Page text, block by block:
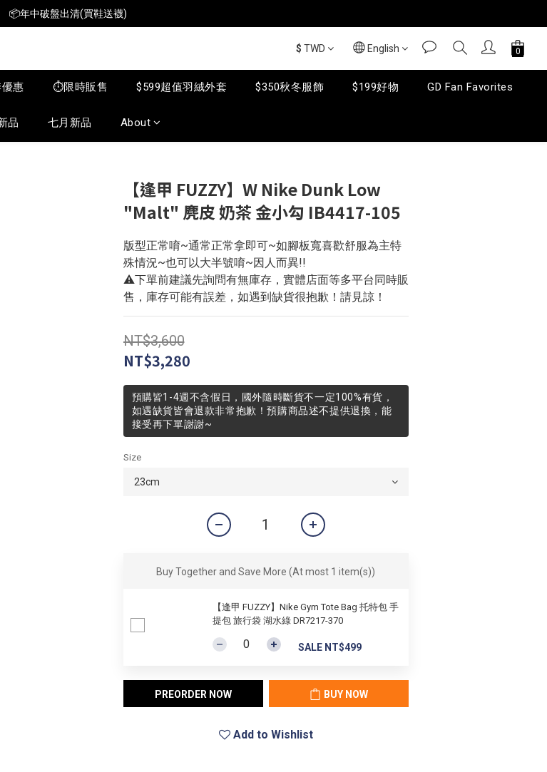
📦年中破盤出清(買鞋送襪)
短T火熱特賣👕多件再折扣！
$ TWD English
惠 ⏱️限時販售 $599超值羽絨外套 $350秋冬服飾 $199好物 GD Fan Favorites
品 七月新品 About
【逢甲 FUZZY】W Nike Dunk Low
"Malt" 麂皮 奶茶 金小勾 IB4417-105
版型正常唷~通常正常拿即可~如腳板寬喜歡舒服為主特
殊情況~也可以大半號唷~因人而異!!
⚠️下單前建議先詢問有無庫存，實體店面等多平台同時販
售，庫存可能有誤差，如遇到缺貨很抱歉！請見諒！
NT$3,600
NT$3,280
預購皆1-4週不含假日，國外隨時斷貨不一定100%有貨，
如遇缺貨皆會退款非常抱歉！預購商品述不提供退換，能
接受再下單謝謝~
Size
Buy Together and Save More (At most 1 item(s))
【逢甲 FUZZY】Nike Gym Tote Bag 托特包 手
提包 旅行袋 湖水綠 DR7217-370
SALE NT$499
PREORDER NOW BUY NOW
Add to Wishlist